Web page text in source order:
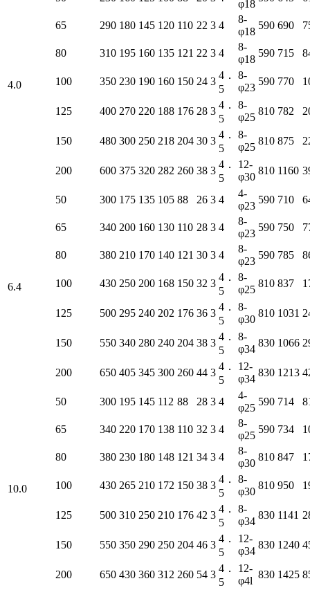
4.0
φ18
65 290 180 145 120 110 22 3 4
8-
φ18
590 690
80 310 195 160 135 121 22 3 4
8-
φ18
590 715
100 350 230 190 160 150 24 3
4．
5
8-
φ23
590 770
125 400 270 220 188 176 28 3
4．
5
8-
φ25
810 782
150 480 300 250 218 204 30 3
4．
5
8-
φ25
810 875
200 600 375 320 282 260 38 3
4．
5
12-
φ30
810 1160
6.4
50 300 175 135 105 88 26 3 4
4-
φ23
590 710
65 340 200 160 130 110 28 3 4
8-
φ23
590 750
80 380 210 170 140 121 30 3 4
8-
φ23
590 785
100 430 250 200 168 150 32 3
4．
5
8-
φ25
810 837
125 500 295 240 202 176 36 3
4．
5
8-
φ30
810 1031
150 550 340 280 240 204 38 3
4．
5
8-
φ34
830 1066
200 650 405 345 300 260 44 3
4．
5
12-
φ34
830 1213
10.0
50 300 195 145 112 88 28 3 4
4-
φ25
590 714
65 340 220 170 138 110 32 3 4
8-
φ25
590 734
80 380 230 180 148 121 34 3 4
8-
φ30
810 847
100 430 265 210 172 150 38 3
4．
5
8-
φ30
810 950
125 500 310 250 210 176 42 3
4．
5
8-
φ34
830 1141
150 550 350 290 250 204 46 3
4．
5
12-
φ34
830 1240
200 650 430 360 312 260 54 3
4．
5
12-
φ4l
830 1425